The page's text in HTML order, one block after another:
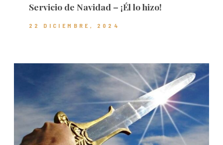
Servicio de Navidad – ¡Él lo hizo!
22 DICIEMBRE, 2024